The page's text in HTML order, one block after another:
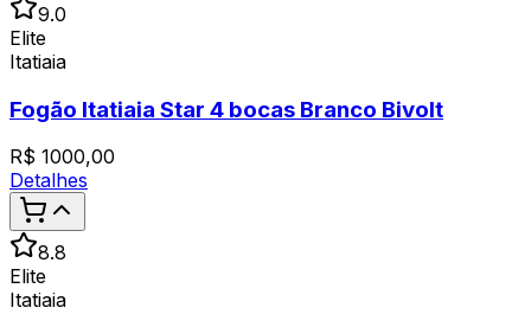
9.0
Elite
Itatiaia
Fogão Itatiaia Star 4 bocas Branco Bivolt
R$ 1000,00
Detalhes
8.8
Elite
Itatiaia